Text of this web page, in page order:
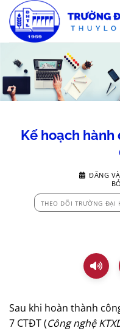
qua
nội
Kế hoạch
ĐĂNG
THEO DÕI TRƯỜNG ĐẠI
Sau khi hoàn thành
7 CTĐT (Công nghệ